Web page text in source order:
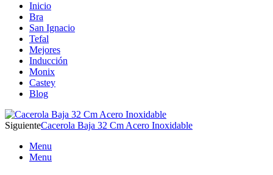
Inicio
Bra
San Ignacio
Tefal
Mejores
Inducción
Monix
Castey
Blog
SiguienteCacerola Baja 32 Cm Acero Inoxidable
Menu
Menu